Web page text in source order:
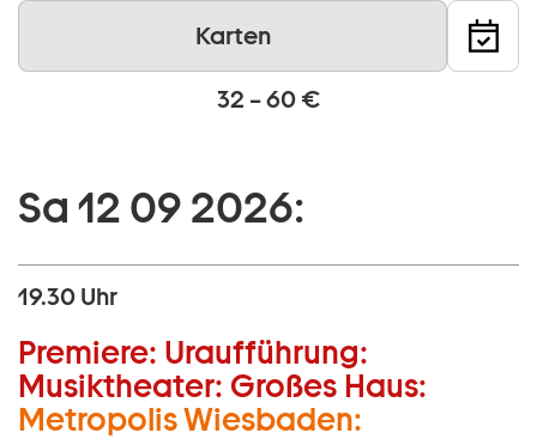
Karten
32 – 60 €
Sa 12 09 2026:
19.30 Uhr
Premiere: Uraufführung:
Musiktheater: Großes Haus:
Metropolis Wiesbaden: